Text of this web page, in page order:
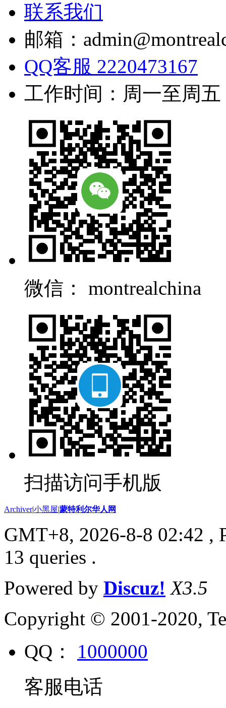
联系我们
邮箱：
QQ客服 2220473167
工作时间：周一至周
微信： montrealchina
扫描访问手机版
Archiver|小黑屋|蒙特利尔华人网
GMT+8, 2026-8-8 02:42 ,
13 queries .
Powered by Discuz! X3.5
Copyright © 2001-2020,
QQ： 1000000
客服电话